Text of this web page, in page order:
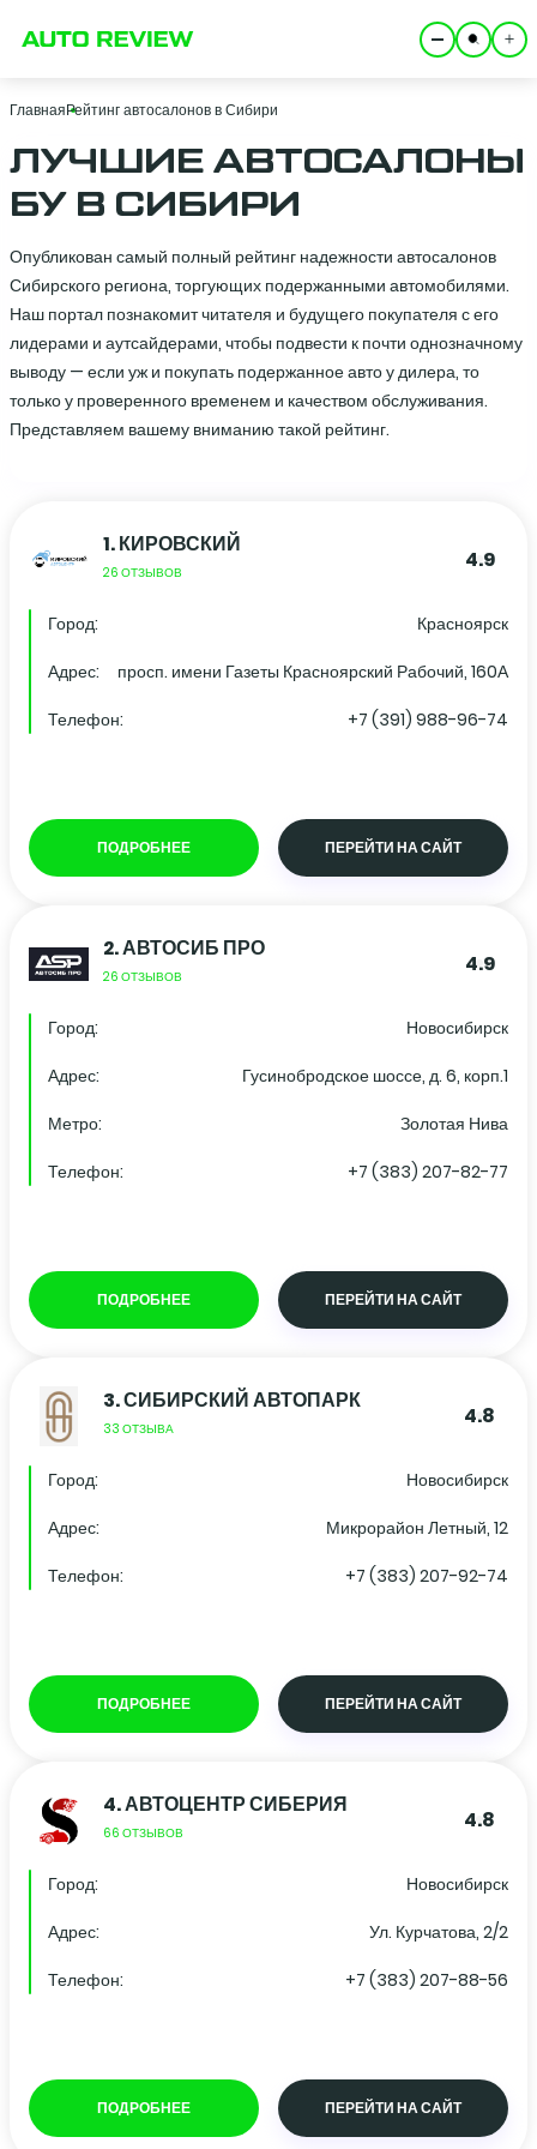
ГлавнаяРейтинг автосалонов в Сибири
ЛУЧШИЕ АВТОСАЛОНЫ
БУ В СИБИРИ
Опубликован самый полный рейтинг надежности автосалонов
Сибирского региона, торгующих подержанными автомобилями.
Наш портал познакомит читателя и будущего покупателя с его
лидерами и аутсайдерами, чтобы подвести к почти однозначному
выводу — если уж и покупать подержанное авто у дилера, то
только у проверенного временем и качеством обслуживания.
Представляем вашему вниманию такой рейтинг.
1.КИРОВСКИЙ
26 ОТЗЫВОВ 4.9
Город:
Красноярск
Адрес:
просп. имени Газеты Красноярский Рабочий, 160А
Телефон:
+7 (391) 988-96-74
ПОДРОБНЕЕ ПЕРЕЙТИ НА САЙТ
2.АВТОСИБ ПРО
26 ОТЗЫВОВ 4.9
Город:
Новосибирск
Адрес:
Гусинобродское шоссе, д. 6, корп.1
Метро:
Золотая Нива
Телефон:
+7 (383) 207-82-77
ПОДРОБНЕЕ ПЕРЕЙТИ НА САЙТ
3.СИБИРСКИЙ АВТОПАРК
33 ОТЗЫВА 4.8
Город:
Новосибирск
Адрес:
Микрорайон Летный, 12
Телефон:
+7 (383) 207-92-74
ПОДРОБНЕЕ ПЕРЕЙТИ НА САЙТ
4.АВТОЦЕНТР СИБЕРИЯ
66 ОТЗЫВОВ 4.8
Город:
Новосибирск
Адрес:
Ул. Курчатова, 2/2
Телефон:
+7 (383) 207-88-56
ПОДРОБНЕЕ ПЕРЕЙТИ НА САЙТ